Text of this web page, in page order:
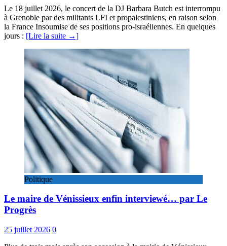
Le 18 juillet 2026, le concert de la DJ Barbara Butch est interrompu
à Grenoble par des militants LFI et propalestiniens, en raison selon
la France Insoumise de ses positions pro-israéliennes. En quelques
jours : [Lire la suite →]
Politique
Le maire de Vénissieux enfin interviewé… par Le
Progrès
25 juillet 2026 0